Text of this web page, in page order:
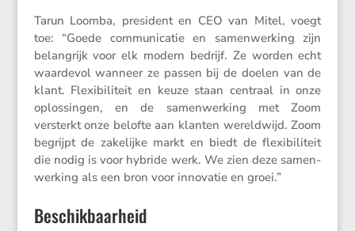
Tarun Loomba, presi­dent en CEO van Mitel, voegt
toe: “Goede commu­ni­catie en samen­wer­king zijn
belang­rijk voor elk modern bedrijf. Ze worden echt
waardevol wanneer ze passen bij de doelen van de
klant. Flexi­bi­li­teit en keuze staan centraal in onze
oplos­singen, en de samen­wer­king met Zoom
versterkt onze belofte aan klanten wereld­wijd. Zoom
begrijpt de zakelijke markt en biedt de flexi­bi­li­teit
die nodig is voor hybride werk. We zien deze samen­
wer­king als een bron voor innovatie en groei.”
Beschikbaarheid